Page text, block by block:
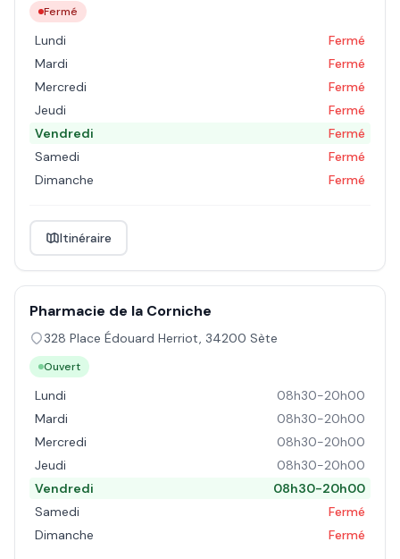
Fermé
Lundi
Fermé
Mardi
Fermé
Mercredi
Fermé
Jeudi
Fermé
Vendredi
Fermé
Samedi
Fermé
Dimanche
Fermé
Itinéraire
Pharmacie de la Corniche
328 Place Édouard Herriot, 34200 Sète
Ouvert
Lundi
08h30-20h00
Mardi
08h30-20h00
Mercredi
08h30-20h00
Jeudi
08h30-20h00
Vendredi
08h30-20h00
Samedi
Fermé
Dimanche
Fermé